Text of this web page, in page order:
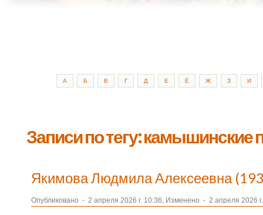
А Б В Г Д Е Ё Ж З И
Записи по тегу: камышинские
Якимова Людмила Алексеевна
Опубликовано - 2 апреля 2026 г. 10:36, Изменено - 2 апреля 2026